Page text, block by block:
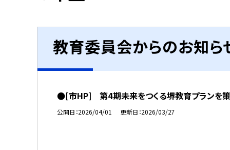
教育委員会からのお知ら
●[市HP] 第4期未来をつくる堺教育プランを策
公開日 2026/04/01 更新日 2026/03/27